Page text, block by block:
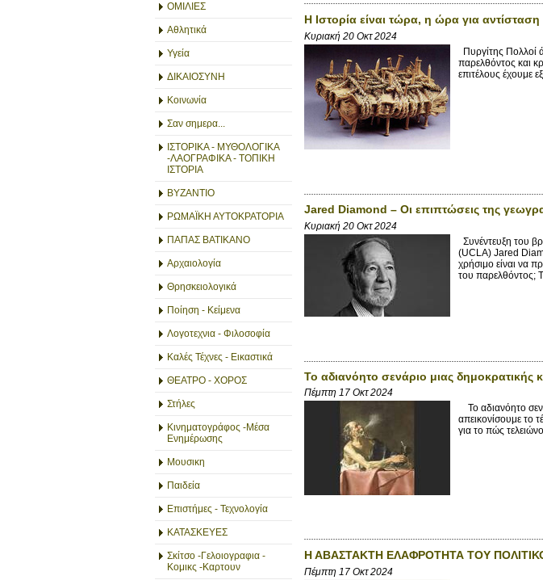
ΟΜΙΛΙΕΣ
Αθλητικά
Υγεία
ΔΙΚΑΙΟΣΥΝΗ
Κοινωνία
Σαν σημερα...
ΙΣΤΟΡΙΚΑ - ΜΥΘΟΛΟΓΙΚΑ
-ΛΑΟΓΡΑΦΙΚΑ - ΤΟΠΙΚΗ
ΙΣΤΟΡΙΑ
ΒΥΖΑΝΤΙΟ
ΡΩΜΑΪΚΗ ΑΥΤΟΚΡΑΤΟΡΙΑ
ΠΑΠΑΣ ΒΑΤΙΚΑΝΟ
Αρχαιολογία
Θρησκειολογικά
Ποίηση - Κείμενα
Λογοτεχνια - Φιλοσοφία
Καλές Τέχνες - Εικαστικά
ΘΕΑΤΡΟ - ΧΟΡΟΣ
Στήλες
Κινηματογράφος -Μέσα
Ενημέρωσης
Μουσικη
Παιδεία
Επιστήμες - Τεχνολογία
ΚΑΤΑΣΚΕΥΕΣ
Σκίτσο -Γελοιογραφια -
Κομικς -Καρτουν
Η Ιστορία είναι τώρα, η ώρα για αντίσταση
Κυριακή 20 Οκτ 2024
Πυργίτης Πολλοί
παρελθόντος και
επιτέλους έχουμε
Jared Diamond – Οι επιπτώσεις της
Κυριακή 20 Οκτ 2024
Συνέντευξη του
(UCLA) Jared
χρήσιμο είναι να
του παρελθόντος;
Το αδιανόητο σενάριο μιας δημοκρατικής
Πέμπτη 17 Οκτ 2024
Το αδιανόητο
απεικονίσουμε το
για το πώς
Η ΑΒΑΣΤΑΚΤΗ ΕΛΑΦΡΟΤΗΤΑ ΤΟΥ
Πέμπτη 17 Οκτ 2024